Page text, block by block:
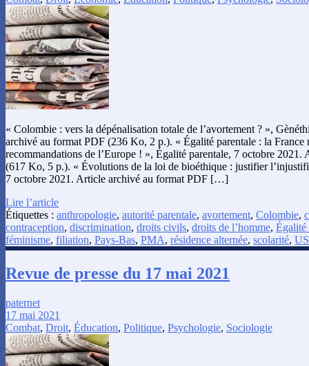
« Colombie : vers la dépénalisation totale de l’avortement ? »,
archivé au format PDF (236 Ko, 2 p.). « Égalité parentale : la France
recommandations de l’Europe ! », Égalité parentale, 7 octobre
(617 Ko, 5 p.). « Évolutions de la loi de bioéthique : justifier
7 octobre 2021. Article archivé au format PDF […]
Lire l’article
Étiquettes : anthropologie, autorité parentale, avortement, Colombie,
contraception, discrimination, droits civils, droits de l’homme, Égalité
féminisme, filiation, Pays-Bas, PMA, résidence alternée, scolarité,
Revue de presse du 17 mai 2021
paternet
17 mai 2021
Combat, Droit, Éducation, Politique, Psychologie, Sociologie